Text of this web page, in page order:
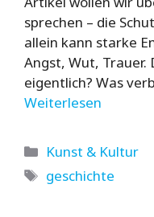
sprechen – die
allein kann starke
Angst, Wut, Trauer.
eigentlich? Was
Weiterlesen
Kategorien
Kunst & Kultur
Schlagwörter
geschichte